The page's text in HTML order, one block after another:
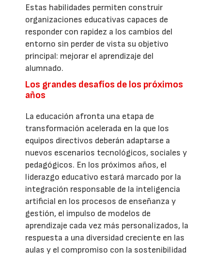
Estas habilidades permiten construir
organizaciones educativas capaces de
responder con rapidez a los cambios del
entorno sin perder de vista su objetivo
principal: mejorar el aprendizaje del
alumnado.
Los grandes desafíos de los próximos
años
La educación afronta una etapa de
transformación acelerada en la que los
equipos directivos deberán adaptarse a
nuevos escenarios tecnológicos, sociales y
pedagógicos. En los próximos años, el
liderazgo educativo estará marcado por la
integración responsable de la inteligencia
artificial en los procesos de enseñanza y
gestión, el impulso de modelos de
aprendizaje cada vez más personalizados, la
respuesta a una diversidad creciente en las
aulas y el compromiso con la sostenibilidad